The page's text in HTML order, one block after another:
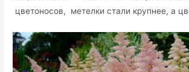
цветоносов, метелки стали крупнее, а